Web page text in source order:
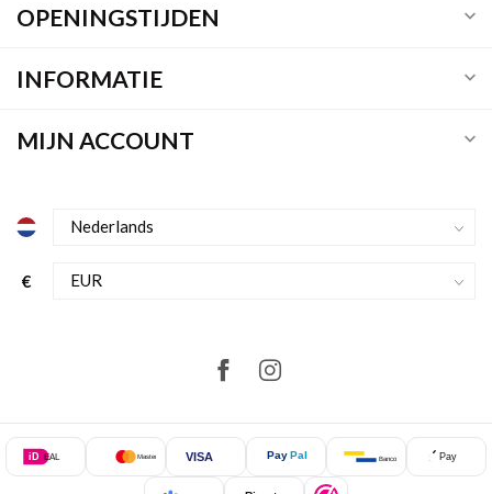
OPENINGSTIJDEN
INFORMATIE
MIJN ACCOUNT
€
iD EAL Mastercard VISA Pay Pal Bancontact Pay